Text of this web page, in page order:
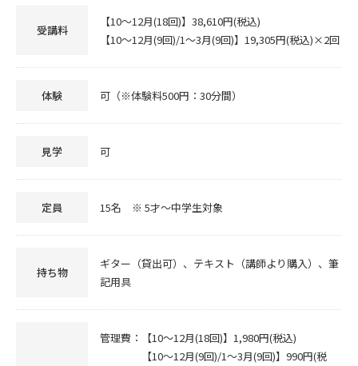
受講料
【10～12月(18回)】38,610円(税込)
【10～12月(9回)/1～3月(9回)】19,305円(税込)×2回
体験 可（※体験料500円：30分間）
見学 可
定員 15名 ※ 5才～中学生対象
持ち物
ギター（貸出可）、テキスト（講師より購入）、筆
記用具
管理費：【10～12月(18回)】1,980円(税込)
【10～12月(9回)/1～3月(9回)】990円(税